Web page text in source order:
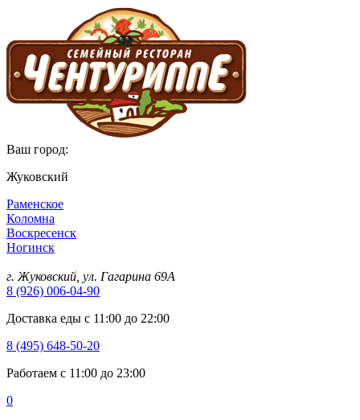
Ваш город:
Жуковский
Раменское
Коломна
Воскресенск
Ногинск
г. Жуковский, ул. Гагарина 69А
8 (926) 006-04-90
Доставка еды с 11:00 до 22:00
8 (495) 648-50-20
Работаем с 11:00 до 23:00
0